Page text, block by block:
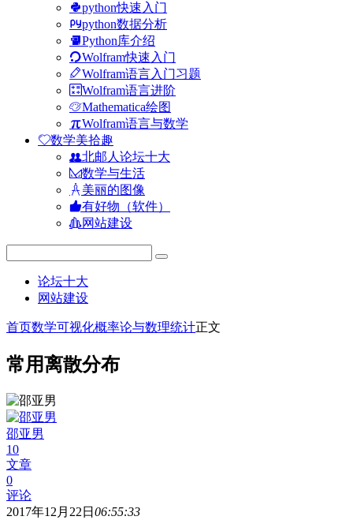
python快速入门
python数据分析
Python库介绍
Wolfram快速入门
Wolfram语言入门习题
Wolfram语言进阶
Mathematica绘图
Wolfram语言与数学
数学美拾趣
北邮人论坛十大
数学与生活
美丽的图像
有好物（软件）
网站建设
论坛十大
网站建设
首页数学可视化概率论与数理统计正文
常用离散分布
邵亚男
10
文章
0
评论
2017年12月22日 06:55:33